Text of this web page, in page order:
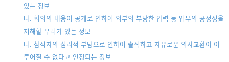
있는 정보
나. 회의의 내용이 공개로 인하여 외부의 부당한 압력 등 업무의 공정성을
저해할 우려가 있는 정보
다. 참석자의 심리적 부담으로 인하여 솔직하고 자유로운 의사교환이 이
루어질 수 없다고 인정되는 정보